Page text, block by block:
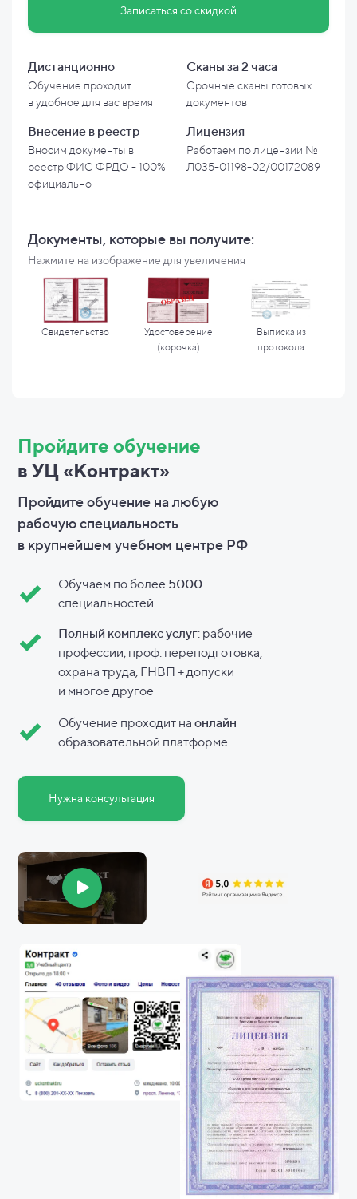
Записаться со скидкой
Дистанционно
Обучение проходит
вудобное для вас время
Сканы за 2 часа
Срочные сканы готовых
документов
Внесение в реестр
Вносим документы в
реестр ФИС ФРДО - 100%
официально
Лицензия
Работаем по лицензии №
Л035-01198-02/00172089
Документы, которые вы получите:
Нажмите на изображение для увеличения
Свидетельство
Удостоверение
(корочка)
Выписка из
протокола
Пройдите обучение
в УЦ «Контракт»
Нужна консультация
Пройдите обучение на любую
рабочую специальность
в крупнейшем учебном центре РФ
Обучаем по более 5000
специальностей
Обучение проходит наонлайн
образовательной платформе
Полный комплекс услуг: рабочие
профессии, проф. переподготовка,
охрана труда, ГНВП + допуски
и многое другое